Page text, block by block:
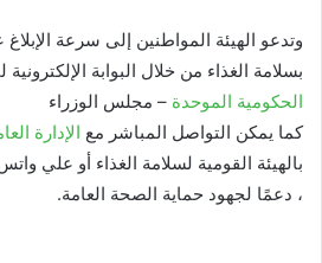
وتدعو الهيئة المواطنين إلى سرعة
بسلامة الغذاء من خلال البوابة
الحكومية الموحدة – مجلس الوزراء
كما يمكن التواصل المباشر مع الإدارة
، دعمًا لجهود حماية الصحة العامة.